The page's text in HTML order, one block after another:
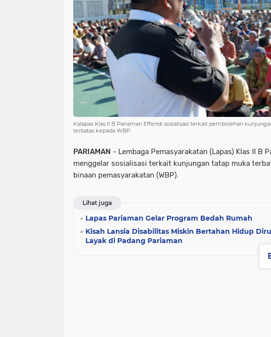
Kalapas Klas II B Pariaman Effendi sosialisasi terkait pembolehan
terbatas kepada WBP.
PARIAMAN - Lembaga Pemasyarakatan (Lapas) Klas II B
menggelar sosialisasi terkait kunjungan tatap muka
binaan pemasyarakatan (WBP).
Lihat juga
Lapas Pariaman Gelar Program Bedah Rumah
Kisah Lansia Disabilitas Miskin Bertahan Hidup
Layak di Padang Pariaman